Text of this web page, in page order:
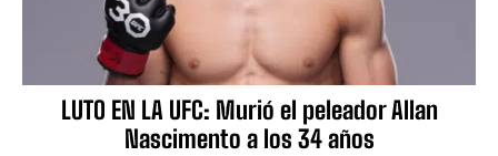
LUTO EN LA UFC: Murió el peleador Allan
Nascimento a los 34 años